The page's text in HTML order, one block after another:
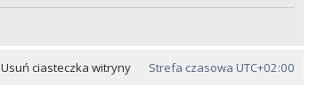
Strefa czasowa UTC+02:00
Usuń ciasteczka witryny